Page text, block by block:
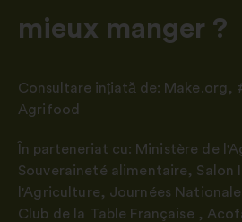
MAKE.ORG
mieux manger ?
Consultare ințiată de: Make.org ,
Agrifood
În parteneriat cu: Ministère de
Souveraineté alimentaire, Salon
l'Agriculture, Journées
Club de la Table Française ,